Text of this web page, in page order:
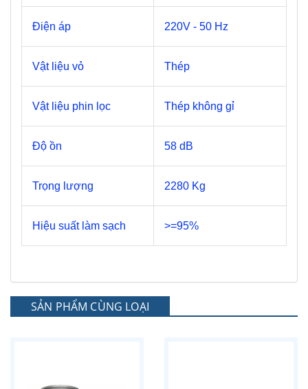
Điện áp 220V - 50 Hz
Vật liệu vỏ Thép
Vật liệu phin lọc Thép không gỉ
Độ ồn 58 dB
Trọng lượng 2280 Kg
Hiệu suất làm sạch >=95%
SẢN PHẨM CÙNG LOẠI